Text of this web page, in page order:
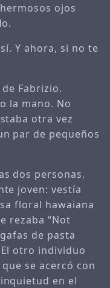
ojos
Y ahora, si no te
Fabrizio.
la mano. No
otra vez
par de pequeños
dos personas.
joven: vestía
floral hawaiana
rezaba “Not
de pasta
otro individuo
se acercó con
en el